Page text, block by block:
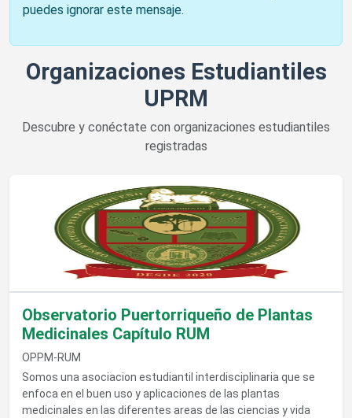
puedes ignorar este mensaje.
Organizaciones Estudiantiles
UPRM
Descubre y conéctate con organizaciones estudiantiles
registradas
Ver detalles de Observatorio Puertorriqueño de Plantas
Observatorio Puertorriqueño de Plantas
Medicinales Capítulo RUM
OPPM-RUM
Somos una asociacion estudiantil interdisciplinaria que se
enfoca en el buen uso y aplicaciones de las plantas
medicinales en las diferentes areas de las ciencias y vida